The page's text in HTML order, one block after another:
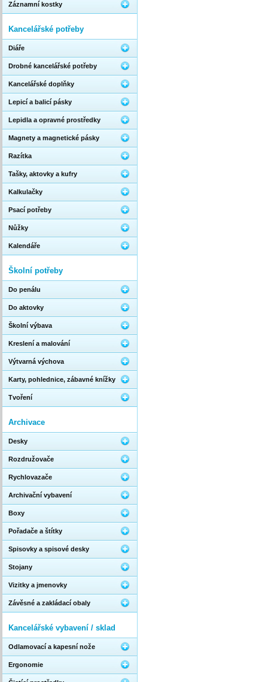
Záznamní kostky
Kancelářské potřeby
Diáře
Drobné kancelářské potřeby
Kancelářské doplňky
Lepicí a balicí pásky
Lepidla a opravné prostředky
Magnety a magnetické pásky
Razítka
Tašky, aktovky a kufry
Kalkulačky
Psací potřeby
Nůžky
Kalendáře
Školní potřeby
Do penálu
Do aktovky
Školní výbava
Kreslení a malování
Výtvarná výchova
Karty, pohlednice, zábavné knížky
Tvoření
Archivace
Desky
Rozdružovače
Rychlovazače
Archivační vybavení
Boxy
Pořadače a štítky
Spisovky a spisové desky
Stojany
Vizitky a jmenovky
Závěsné a zakládací obaly
Kancelářské vybavení / sklad
Odlamovací a kapesní nože
Ergonomie